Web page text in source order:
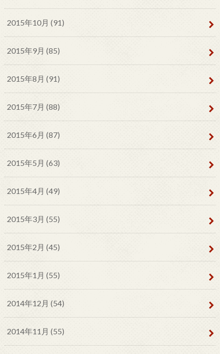
2015年10月 (91)
2015年9月 (85)
2015年8月 (91)
2015年7月 (88)
2015年6月 (87)
2015年5月 (63)
2015年4月 (49)
2015年3月 (55)
2015年2月 (45)
2015年1月 (55)
2014年12月 (54)
2014年11月 (55)